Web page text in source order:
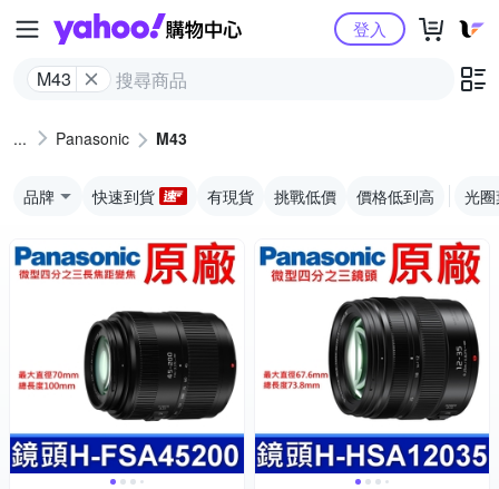
Yahoo購物中心
M43
登入
Panasonic M43
品牌 快速到貨 有現貨 挑戰低價 價格低到高 光